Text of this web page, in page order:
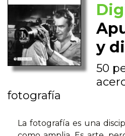
y
50
fotografía
La fotografía es una